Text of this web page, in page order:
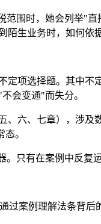
围时，她会列举"
生业务时，如何依
项选择题。其中
会变通"而失分。
六、七章），涉
。
只有在案例中反复
过案例理解法条背